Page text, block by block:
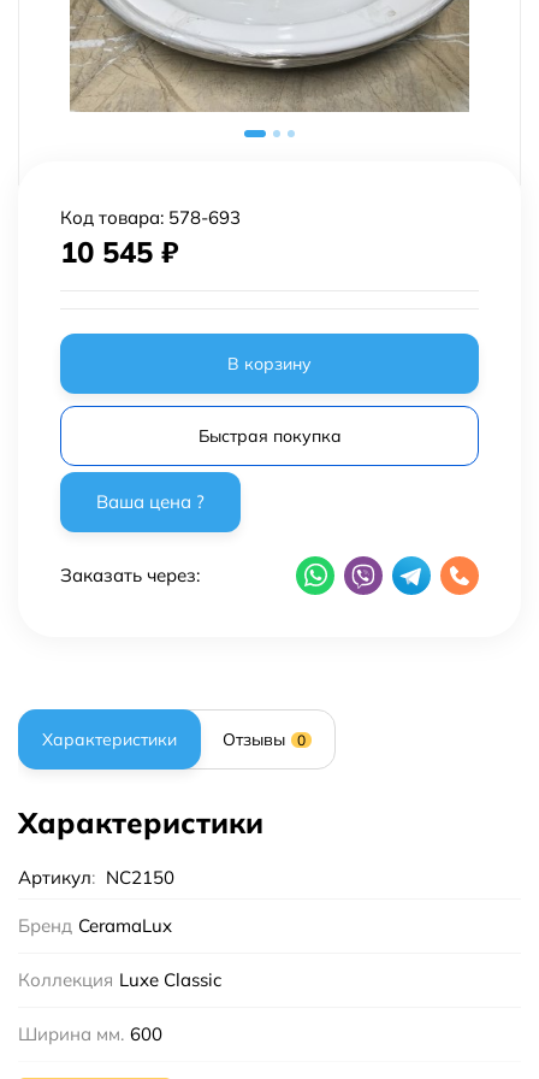
Код товара: 578-693
10 545 ₽
В корзину
Быстрая покупка
Заказать через:
Характеристики Отзывы 0
Характеристики
Артикул: NC2150
Бренд CeramaLux
Коллекция Luxe Classic
Ширина мм. 600